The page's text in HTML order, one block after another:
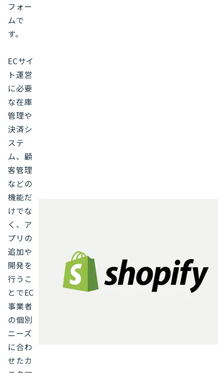
フォー
ムで
す。
ECサイ
ト運営
に必要
な在庫
管理や
決済シ
ステ
ム、顧
客管理
などの
機能だ
けでな
く、ア
プリの
追加や
開発を
行うこ
とでEC
事業者
の個別
ニーズ
に合わ
せたカ